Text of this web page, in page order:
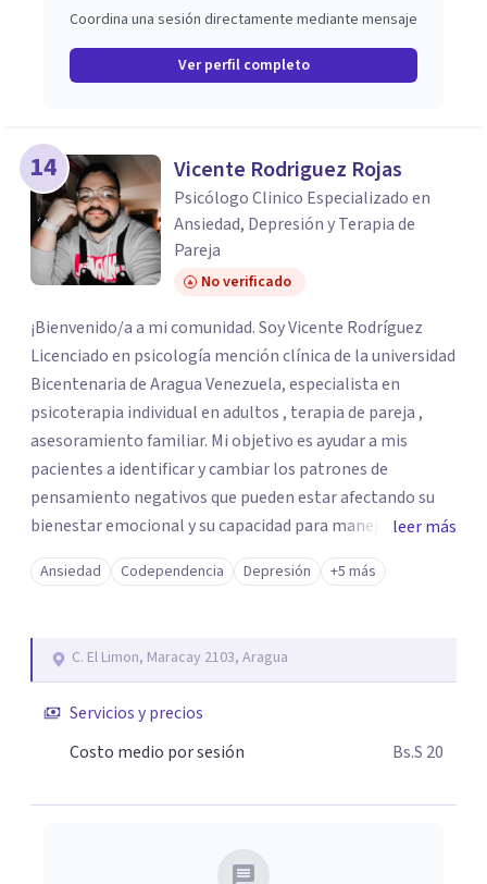
Coordina una sesión directamente mediante mensaje
Ver perfil completo
14 Vicente Rodriguez Rojas
Psicólogo Clinico Especializado en
Ansiedad, Depresión y Terapia de
Pareja
No verificado
¡Bienvenido/a a mi comunidad. Soy Vicente Rodríguez
Licenciado en psicología mención clínica de la universidad
Bicentenaria de Aragua Venezuela, especialista en
psicoterapia individual en adultos , terapia de pareja ,
asesoramiento familiar. Mi objetivo es ayudar a mis
pacientes a identificar y cambiar los patrones de
pensamiento negativos que pueden estar afectando su
bienestar emocional y su capacidad para manejar los
desafíos de la vida cotidiana Mi enfoque terapéutico es
cognitivo conductual el cual se basa en comprender
comportamientos se interrelacionan.. En mi práctica,
utilizo técnicas terapéuticas basadas en la evidencia para
incluyendo ansiedad, depresión, trastornos de estrés
postraumático, trastornos alimentarios, trastornos de
enfoque colaborativo y personalizado, trabajamos juntos
estrategias efectivas para superar los obstáculos que
leer más
Ansiedad Codependencia Depresión +5 más
C. El Limon, Maracay 2103, Aragua
Servicios y precios
Costo medio por sesión
Bs.S 20